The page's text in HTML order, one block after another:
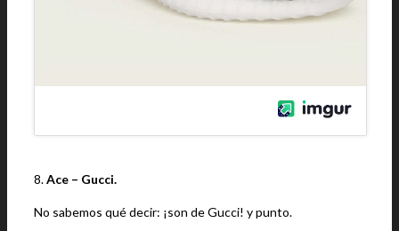
8.Ace – Gucci.
No sabemos qué decir: ¡son de Gucci! y punto.